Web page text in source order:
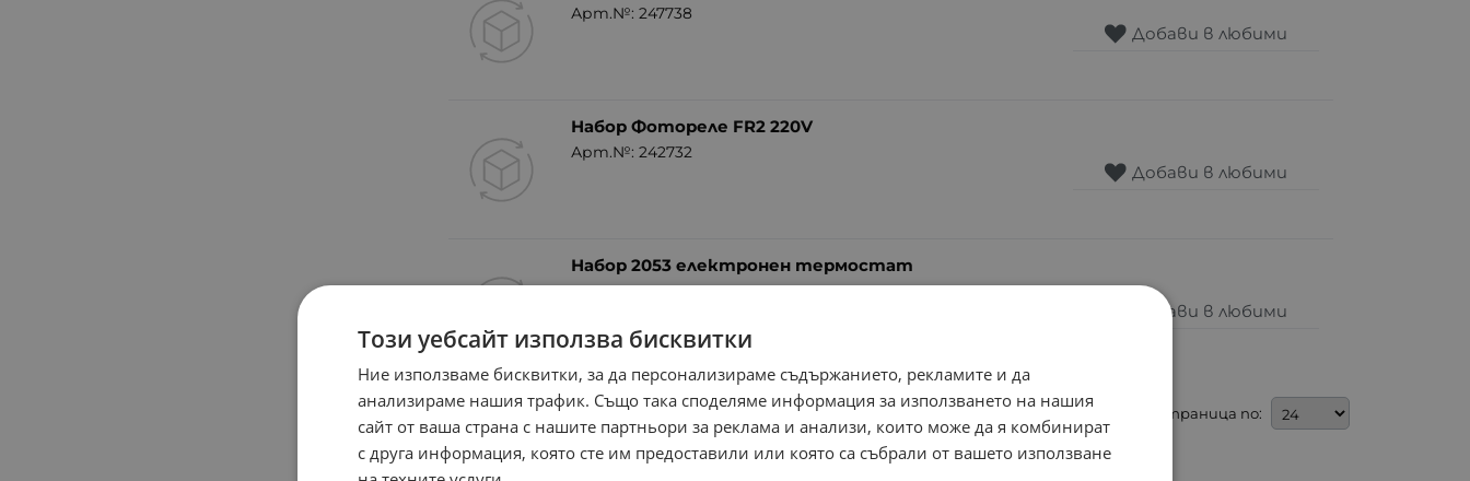
Арт.№: 247738
Добави в любими
Набор Фотореле FR2 220V
Арт.№: 242732
Добави в любими
Набор 2053 електронен термостат
Арт.№: 242730
Добави в любими
На страница по:
Този уебсайт използва бисквитки
Ние използваме бисквитки, за да персонализираме съдържанието, рекламите и да
анализираме нашия трафик. Също така споделяме информация за използването на нашия
сайт от ваша страна с нашите партньори за реклама и анализи, които може да я комбинират
с друга информация, която сте им предоставили или която са събрали от вашето използване